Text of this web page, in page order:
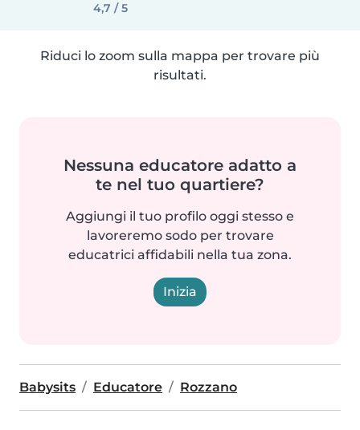
4,7 / 5
Riduci lo zoom sulla mappa per trovare più
risultati.
Nessuna educatore adatto a
te nel tuo quartiere?
Aggiungi il tuo profilo oggi stesso e
lavoreremo sodo per trovare
educatrici affidabili nella tua zona.
Inizia
Babysits Educatore Rozzano